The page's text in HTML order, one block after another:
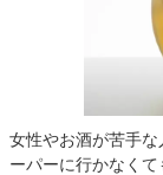
女性やお酒が苦手
ーパーに行かなく